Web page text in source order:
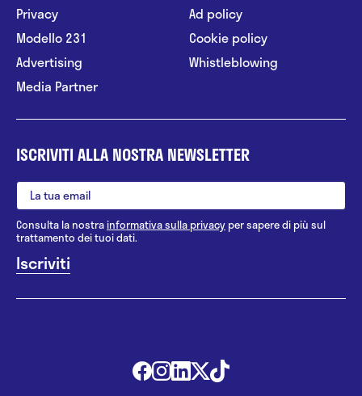
Privacy
Modello 231
Advertising
Media Partner
Ad policy
Cookie policy
Whistleblowing
ISCRIVITI ALLA NOSTRA NEWSLETTER
Consulta la nostrainformativa sulla privacy per sapere di più sul
trattamento dei tuoi dati.